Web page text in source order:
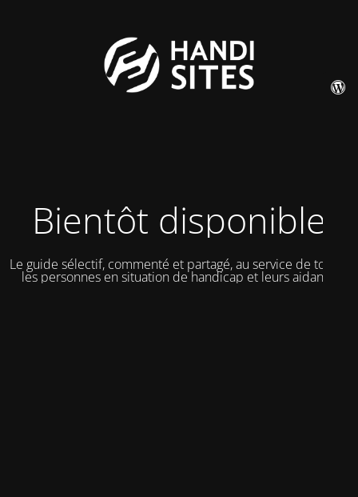
Bientôt disponible
Le guide sélectif, commenté et partagé, au service de toutes
les personnes en situation de handicap et leurs aidants.